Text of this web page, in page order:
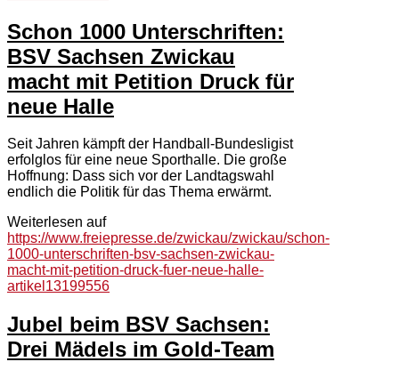
Schon 1000 Unterschriften:
BSV Sachsen Zwickau
macht mit Petition Druck für
neue Halle
Seit Jahren kämpft der Handball-Bundesligist
erfolglos für eine neue Sporthalle. Die große
Hoffnung: Dass sich vor der Landtagswahl
endlich die Politik für das Thema erwärmt.
Weiterlesen auf
https://www.freiepresse.de/zwickau/zwickau/schon-
1000-unterschriften-bsv-sachsen-zwickau-
macht-mit-petition-druck-fuer-neue-halle-
artikel13199556
Jubel beim BSV Sachsen:
Drei Mädels im Gold-Team